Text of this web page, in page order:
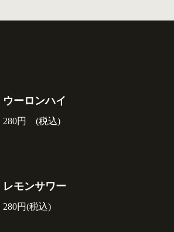
ウーロンハイ
280円 (税込)
レモンサワー
280円(税込)